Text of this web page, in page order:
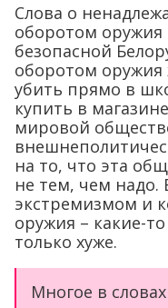
Слова о
оборотом оружия
безопасной
оборотом оружия
убить прямо в
купить в
мировой
на то, что эта
не тем, чем надо.
экстремизмом и
оружия – какие-
только хуже.
Многое в